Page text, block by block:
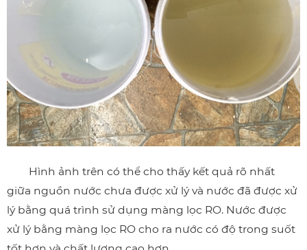
Hình ảnh trên có thể cho thấy kết quả rõ nhất
giữa nguồn nước chưa được xử lý và nước đã được xử
lý bằng quá trình sử dụng màng lọc RO. Nước được
xử lý bằng màng lọc RO cho ra nước có độ trong suốt